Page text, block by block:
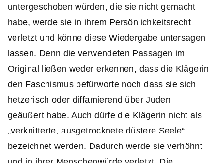
untergeschoben würden, die sie nicht gemacht
habe, werde sie in ihrem Persönlichkeitsrecht
verletzt und könne diese Wiedergabe untersagen
lassen. Denn die verwendeten Passagen im
Original ließen weder erkennen, dass die Klägerin
den Faschismus befürworte noch dass sie sich
hetzerisch oder diffamierend über Juden
geäußert habe. Auch dürfe die Klägerin nicht als
„verknitterte, ausgetrocknete düstere Seele“
bezeichnet werden. Dadurch werde sie verhöhnt